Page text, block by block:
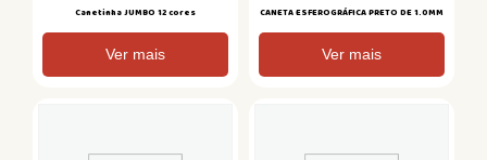
Canetinha JUMBO 12 cores
Ver mais
CANETA ESFEROGRÁFICA PRETO DE 1.0MM
Ver mais